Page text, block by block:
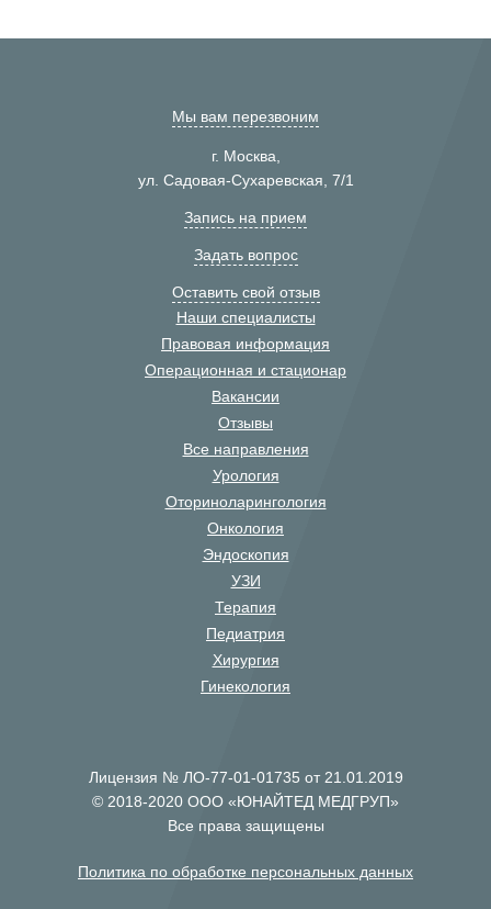
Мы вам перезвоним
г. Москва,
ул. Садовая-Сухаревская, 7/1
Запись на прием
Задать вопрос
Оставить свой отзыв
Наши специалисты
Правовая информация
Операционная и стационар
Вакансии
Отзывы
Все направления
Урология
Оториноларингология
Онкология
Эндоскопия
УЗИ
Терапия
Педиатрия
Хирургия
Гинекология
Лицензия № ЛО-77-01-01735 от 21.01.2019
© 2018-2020 ООО «ЮНАЙТЕД МЕДГРУП»
Все права защищены
Политика по обработке персональных данных